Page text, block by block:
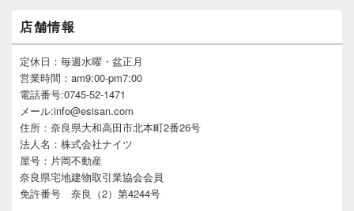
イ
ン
サ
イ
ー
ウ
ィ
ェ
ッ
ト
店舗情報
定休日：毎週水曜・盆正月
営業時間：am9:00-pm7:00
電話番号:0745-52-1471
メール:info@esisan.com
住所：奈良県大和高田市北本町2番26号
法人名：株式会社ナイツ
屋号：片岡不動産
奈良県宅地建物取引業協会会員
免許番号 奈良（2）第4244号